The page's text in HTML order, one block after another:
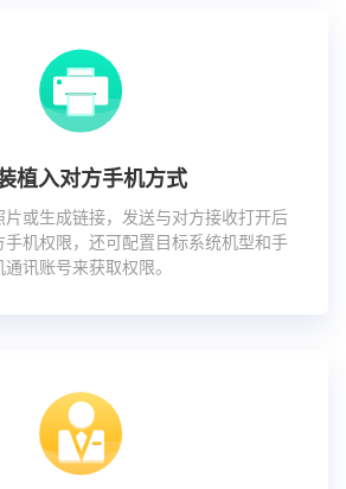
植入对方手机方式
片或生成链接，发送与对方接收打开后
手机权限，还可配置目标系统机型和手
通讯账号来获取权限。